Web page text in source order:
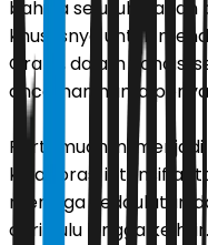
bahwa seluruh bahan
khususnya untuk
Gratis, dalam kondisi
ancaman hama
Pertemuan ini menjadi
kolaborasi intensif
menjaga kedaulatan
dari hulu hingga ke hilir.